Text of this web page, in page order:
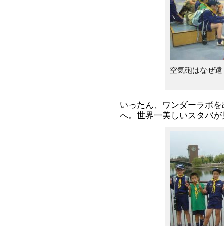
空気砲はなぜ
いったん、ワンダーラボ
へ。世界一美しいスタバ